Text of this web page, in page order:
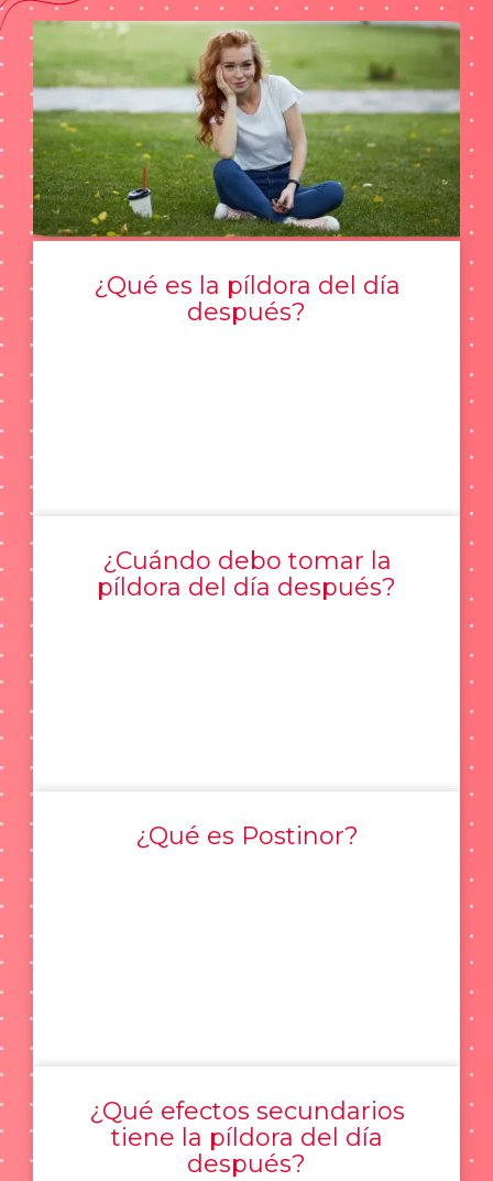
¿Qué es la píldora del día
después?
¿Cuándo debo tomar la
píldora del día después?
¿Qué es Postinor?
¿Qué efectos secundarios
tiene la píldora del día
después?